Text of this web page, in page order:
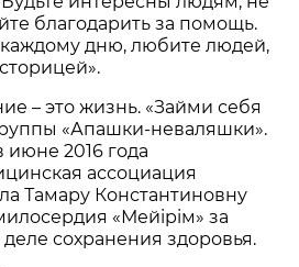
благодарить за помощь.
дню, любите людей,
– это жизнь. «Займи себя
«Апашки-неваляшки».
2016 года
ассоциация
Тамару Константиновну
«Мейiрiм» за
сохранения здоровья.